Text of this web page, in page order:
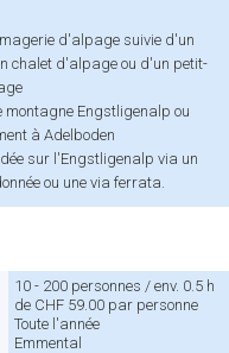
d'alpage suivie d'un
chalet d'alpage ou d'un petit-
montagne Engstligenalp ou
à Adelboden
sur l'Engstligenalp via un
ou une via ferrata.
10 - 200 personnes / env. 0.5 h
de CHF 59.00 par personne
Toute l'année
Emmental